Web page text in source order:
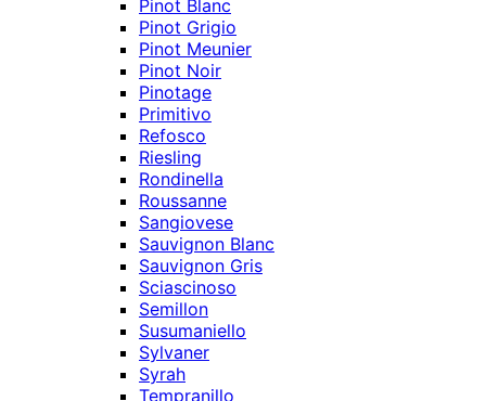
Pinot Blanc
Pinot Grigio
Pinot Meunier
Pinot Noir
Pinotage
Primitivo
Refosco
Riesling
Rondinella
Roussanne
Sangiovese
Sauvignon Blanc
Sauvignon Gris
Sciascinoso
Semillon
Susumaniello
Sylvaner
Syrah
Tempranillo